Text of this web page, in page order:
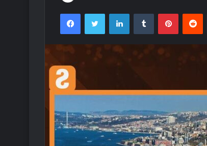
FacebookTwitter LinkedInTumblr Pinterest